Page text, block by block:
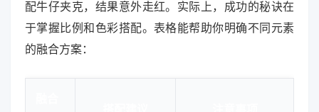
配牛仔夹克，结果意外走红。实际上，成功的秘诀在
于掌握比例和色彩搭配。表格能帮助你明确不同元素
的融合方案：